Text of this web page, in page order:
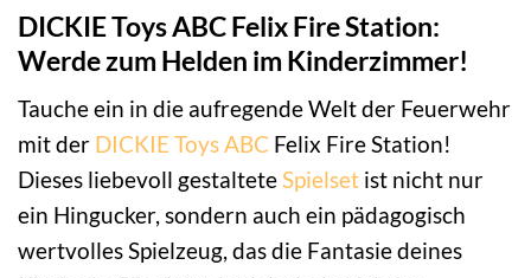
DICKIE Toys ABC Felix Fire Station:
Werde zum Helden im Kinderzimmer!
Tauche ein in die aufregende Welt der Feuerwehr
mit der DICKIE ToysABC Felix Fire Station!
Dieses liebevoll gestalteteSpielset ist nicht nur
ein Hingucker, sondern auch ein pädagogisch
wertvolles Spielzeug, das die Fantasie deines